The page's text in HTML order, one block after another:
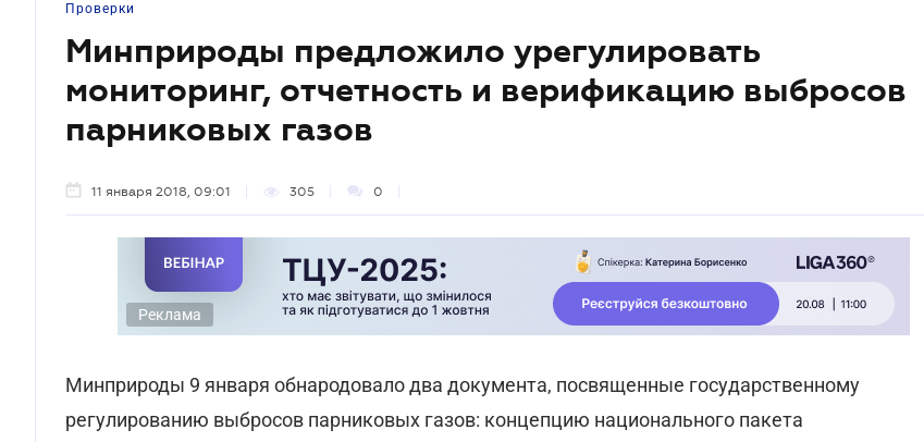
Проверки
Минприроды предложило урегулировать
мониторинг, отчетность и верификацию выбросов
парниковых газов
11 января 2018, 09:01 305 0
Реклама
Минприроды 9 января обнародовало два документа, посвященные государственному
регулированию выбросов парниковых газов: концепцию национального пакета